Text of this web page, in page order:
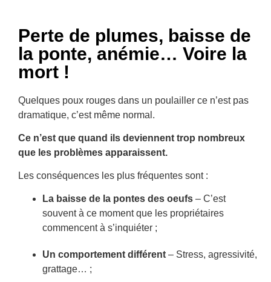
Perte de plumes, baisse de
la ponte, anémie… Voire la
mort !
Quelques poux rouges dans un poulailler ce n’est pas
dramatique, c’est même normal.
Ce n’est que quand ils deviennent trop nombreux
que les problèmes apparaissent.
Les conséquences les plus fréquentes sont :
La baisse de la pontes des oeufs – C’est
souvent à ce moment que les propriétaires
commencent à s’inquiéter ;
Un comportement différent – Stress, agressivité,
grattage… ;